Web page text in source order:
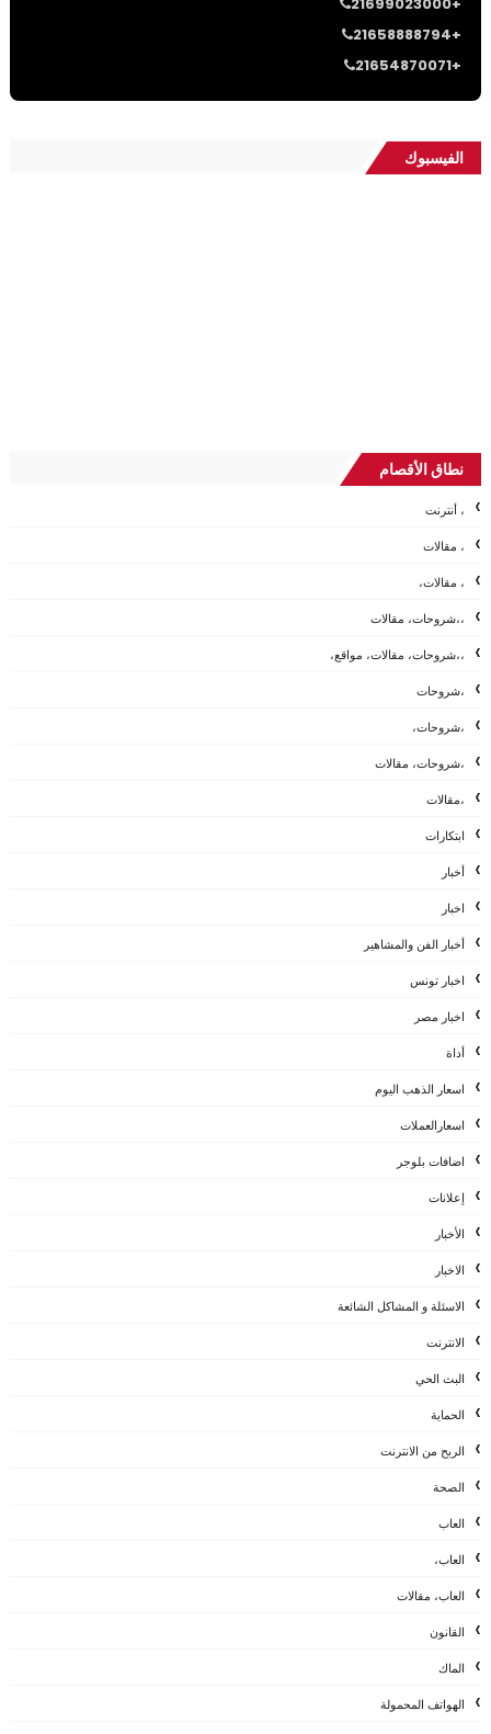
21658888794+
21654870071+
الفيسبوك
نطاق الأقصام
، أنترنت
، مقالات
، مقالات،
،،شروحات، مقالات
،،شروحات، مقالات، مواقع،
،شروحات
،شروحات،
،شروحات، مقالات
،مقالات
ابتكارات
أخبار
اخبار
أخبار الفن والمشاهير
اخبار تونس
اخبار مصر
أداة
اسعار الذهب اليوم
اسعارالعملات
اضافات بلوجر
إعلانات
الأخبار
الاخبار
الاسئلة و المشاكل الشائعة
الانترنت
البث الحي
الحماية
الربح من الانترنت
الصحة
العاب
العاب،
العاب، مقالات
القانون
الماك
الهواتف المحمولة